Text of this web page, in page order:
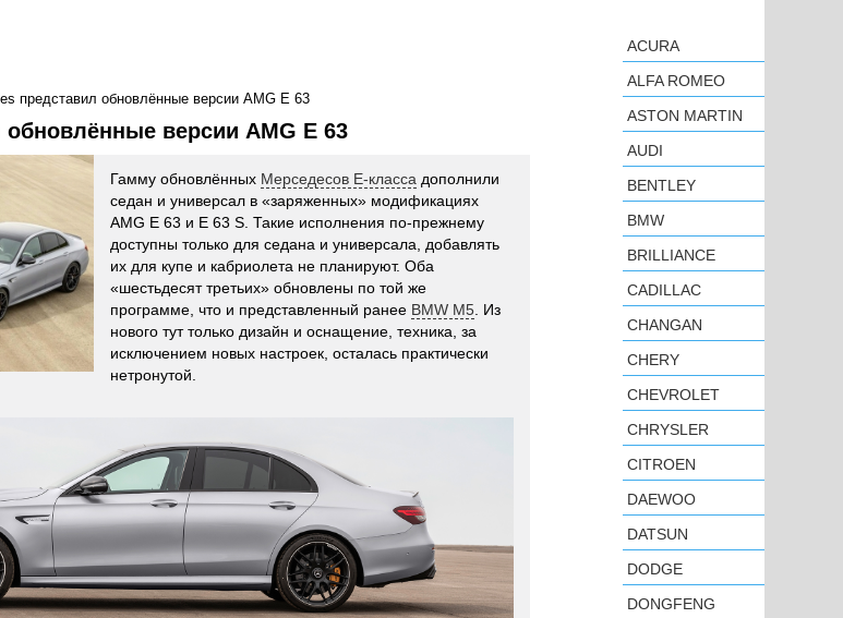
представил обновлённые версии AMG E 63
обновлённые версии AMG E 63
Гамму обновлённых Мерседесов Е-класса дополнили
седан и универсал в «заряженных» модификациях
AMG E 63 и E 63 S. Такие исполнения по-прежнему
доступны только для седана и универсала, добавлять
их для купе и кабриолета не планируют. Оба
«шестьдесят третьих» обновлены по той же
программе, что и представленный ранее BMW M5 . Из
нового тут только дизайн и оснащение, техника, за
исключением новых настроек, осталась практически
нетронутой.
ACURA
ALFA ROMEO
ASTON MARTIN
AUDI
BENTLEY
BMW
BRILLIANCE
CADILLAC
CHANGAN
CHERY
CHEVROLET
CHRYSLER
CITROEN
DAEWOO
DATSUN
DODGE
DONGFENG